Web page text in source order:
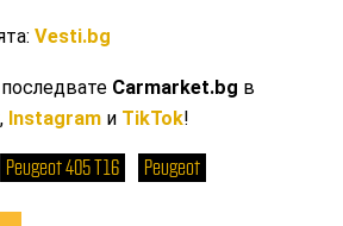
Vesti.bg
Carmarket.bg в
, Instagram и TikTok!
Peugeot 405 T16 Peugeot